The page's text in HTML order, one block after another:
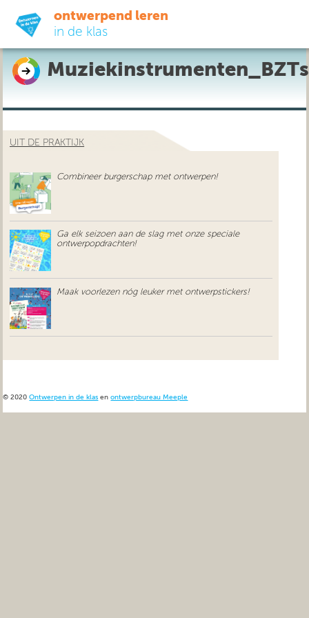
ontwerpend leren
in de klas
ready-to-go
do-it-yourself
uit de praktijk
over ons
UIT DE PRAKTIJK
Combineer burgerschap met ontwerpen!
Ga elk seizoen aan de slag met onze speciale
ontwerpopdrachten!
Maak voorlezen nóg leuker met ontwerpstickers!
© 2020Ontwerpen in de klas enontwerpbureau Meeple